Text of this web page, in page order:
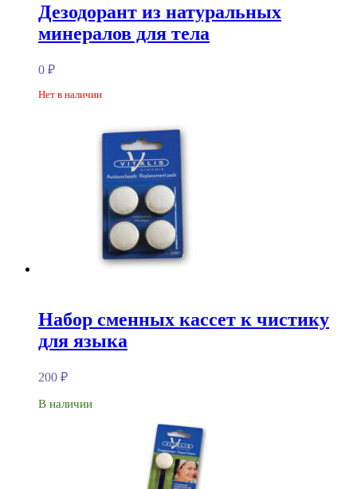
Дезодорант из натуральных
минералов для тела
0 ₽
Нет в наличии
Набор сменных кассет к чистику
для языка
200 ₽
В наличии